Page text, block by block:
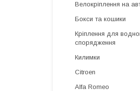
Велокріплення на
Бокси та кошики
Кріплення для
спорядження
Килимки
Citroen
Alfa Romeo